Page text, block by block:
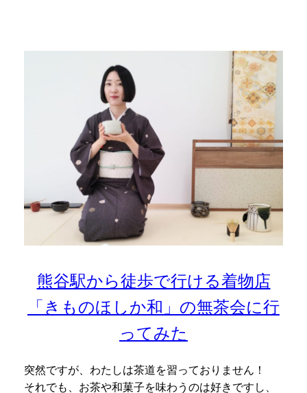
熊谷駅から徒歩で行ける着物店
「きものほしか和」の無茶会に行
ってみた
突然ですが、わたしは茶道を習っておりません！
それでも、お茶や和菓子を味わうのは好きですし、